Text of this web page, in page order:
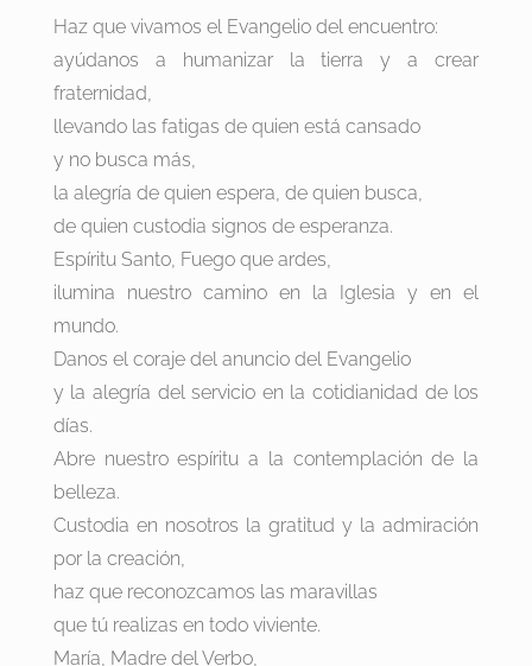
Haz que vivamos el Evangelio del encuentro:
ayúdanos a humanizar la tierra y a crear
fraternidad,
llevando las fatigas de quien está cansado
y no busca más,
la alegría de quien espera, de quien busca,
de quien custodia signos de esperanza.
Espíritu Santo, Fuego que ardes,
ilumina nuestro camino en la Iglesia y en el
mundo.
Danos el coraje del anuncio del Evangelio
y la alegría del servicio en la cotidianidad de los
días.
Abre nuestro espíritu a la contemplación de la
belleza.
Custodia en nosotros la gratitud y la admiración
por la creación,
haz que reconozcamos las maravillas
que tú realizas en todo viviente.
María, Madre del Verbo,